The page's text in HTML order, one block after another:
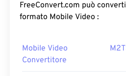
FreeConvert.com può
formato Mobile Video :
Mobile Video
Convertitore